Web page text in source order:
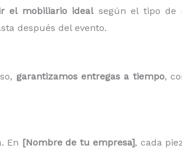
el mobiliario idealsegún el tipo de
después del evento.
garantizamos entregas a tiempo,
En [Nombre de tu empresa], cada